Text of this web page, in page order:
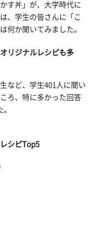
す丼」が、大学時代に
、学生の皆さんに「こ
何か聞いてみました。
リジナルレシピも多
など、学生401人に聞い
ろ、特に多かった回答
シピTop5